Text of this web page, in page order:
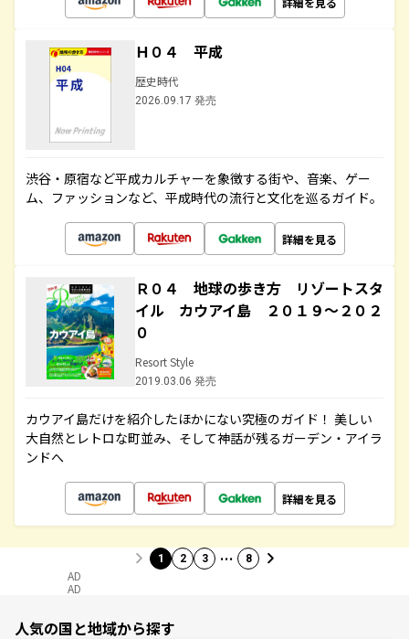
Ｈ０４ 平成
歴史時代
2026.09.17 発売
渋谷・原宿など平成カルチャーを象徴する街や、音楽、ゲー
ム、ファッションなど、平成時代の流行と文化を巡るガイド。
詳細を見る
Ｒ０４ 地球の歩き方 リゾートスタ
イル カウアイ島 ２０１９～２０２
０
Resort Style
2019.03.06 発売
カウアイ島だけを紹介したほかにない究極のガイド！ 美しい
大自然とレトロな町並み、そして神話が残るガーデン・アイラ
ンドへ
詳細を見る
1 2 3 … 8
AD
AD
人気の国と地域から探す